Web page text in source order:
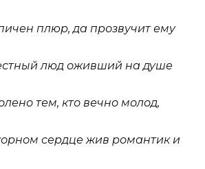
плюр, да прозвучит ему
люд оживший на душе
тем, кто вечно молод,
сердце жив романтик и